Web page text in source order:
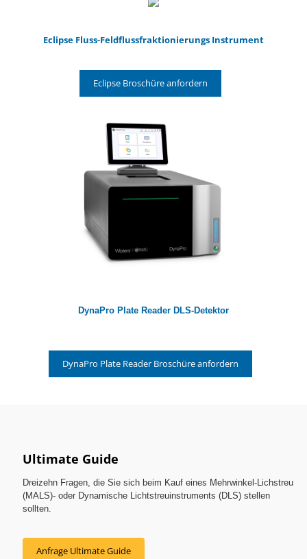
Eclipse Fluss-Feldflussfraktionierungs Instrument
Eclipse Broschüre anfordern
DynaPro Plate Reader DLS-Detektor
DynaPro Plate Reader Broschüre anfordern
Ultimate Guide
Dreizehn Fragen, die Sie sich beim Kauf eines Mehrwinkel-Lichstreu
(MALS)- oder Dynamische Lichtstreuinstruments (DLS) stellen
sollten.
Anfrage Ultimate Guide